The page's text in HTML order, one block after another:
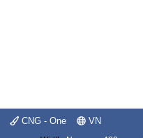
CNG - One VN